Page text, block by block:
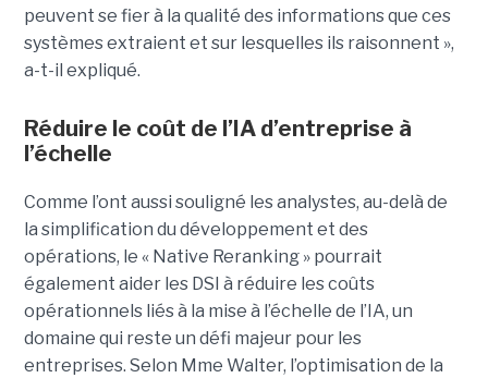
peuvent se fier à la qualité des informations que ces
systèmes extraient et sur lesquelles ils raisonnent »,
a-t-il expliqué.
Réduire le coût de l’IA d’entreprise à
l’échelle
Comme l’ont aussi souligné les analystes, au-delà de
la simplification du développement et des
opérations, le « Native Reranking » pourrait
également aider les DSI à réduire les coûts
opérationnels liés à la mise à l’échelle de l’IA, un
domaine qui reste un défi majeur pour les
entreprises. Selon Mme Walter, l’optimisation de la